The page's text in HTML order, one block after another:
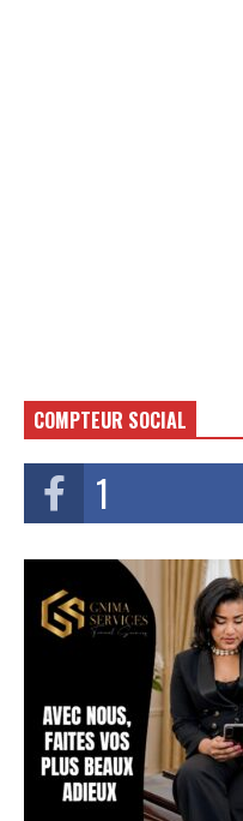
COMPTEUR SOCIAL
1